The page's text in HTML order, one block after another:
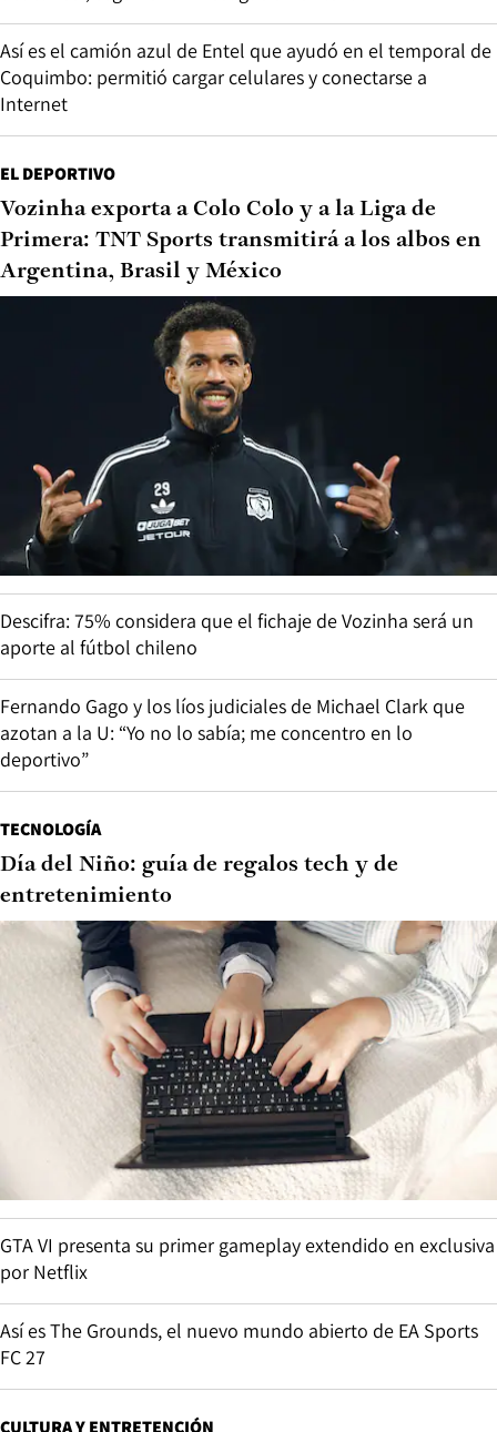
Así es el camión azul de Entel que ayudó en el temporal de
Coquimbo: permitió cargar celulares y conectarse a
Internet
EL DEPORTIVO
Vozinha exporta a Colo Colo y a la Liga de
Primera: TNT Sports transmitirá a los albos en
Argentina, Brasil y México
Descifra: 75% considera que el fichaje de Vozinha será un
aporte al fútbol chileno
Fernando Gago y los líos judiciales de Michael Clark que
azotan a la U: “Yo no lo sabía; me concentro en lo
deportivo”
TECNOLOGÍA
Día del Niño: guía de regalos tech y de
entretenimiento
GTA VI presenta su primer gameplay extendido en exclusiva
por Netflix
Así es The Grounds, el nuevo mundo abierto de EA Sports
FC 27
CULTURA Y ENTRETENCIÓN